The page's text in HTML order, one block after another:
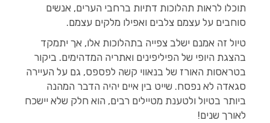
תוכלו לראות תהלוכות דתיות ברחבי הערים, אנשים
סוחבים על עצמם צלבים ואפילו מלקים עצמם.
טיול זה אמנם ישלב צפייה בתהלוכות אלו, אך יתמקד
בהצגת היופי של הפיליפינים ואתריה המדהימים. ביקור
בטראסות האורז של בנאווי קשה לפספס, גם על העיירה
סגאדה לא נפסח. שייט בין איים יהיה הדבר המהנה
ביותר בטיול ולטענת מטיילים רבים, הוא חלק שלא יישכח
לאורך שנים!